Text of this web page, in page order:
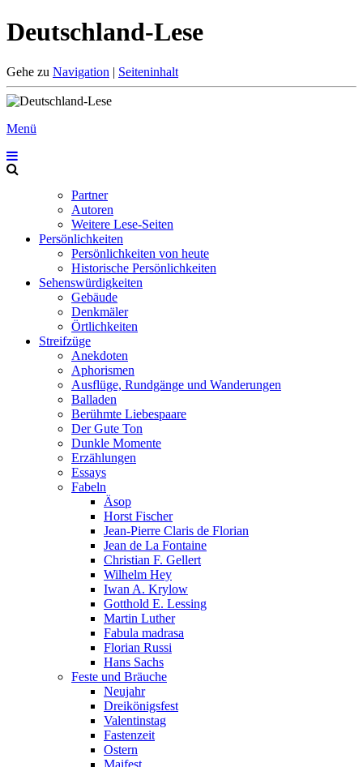
Deutschland-Lese
Gehe zu Navigation | Seiteninhalt
Menü
Partner
Autoren
Weitere Lese-Seiten
Persönlichkeiten
Persönlichkeiten von heute
Historische Persönlichkeiten
Sehenswürdigkeiten
Gebäude
Denkmäler
Örtlichkeiten
Streifzüge
Anekdoten
Aphorismen
Ausflüge, Rundgänge und Wanderungen
Balladen
Berühmte Liebespaare
Der Gute Ton
Dunkle Momente
Erzählungen
Essays
Fabeln
Äsop
Horst Fischer
Jean-Pierre Claris de Florian
Jean de La Fontaine
Christian F. Gellert
Wilhelm Hey
Iwan A. Krylow
Gotthold E. Lessing
Martin Luther
Fabula madrasa
Florian Russi
Hans Sachs
Feste und Bräuche
Neujahr
Dreikönigsfest
Valentinstag
Fastenzeit
Ostern
Maifest